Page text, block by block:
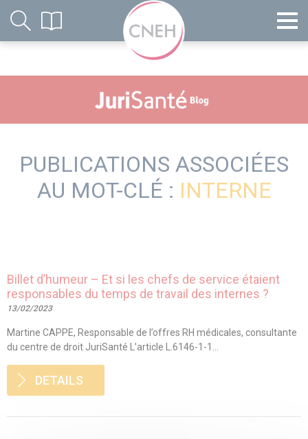
PUBLICATIONS ASSOCIÉES
AU MOT-CLÉ : INTERNE
Billet d’humeur – Et si les chefs de service étaient
responsables du temps de travail des internes ?
13/02/2023
Martine CAPPE, Responsable de l’offres RH médicales, consultante
du centre de droit JuriSanté L’article L.6146-1-1...
DETAILS